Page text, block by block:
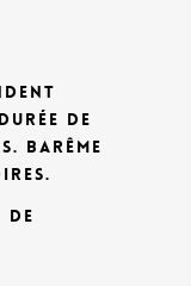
DE
BARÊME
DE